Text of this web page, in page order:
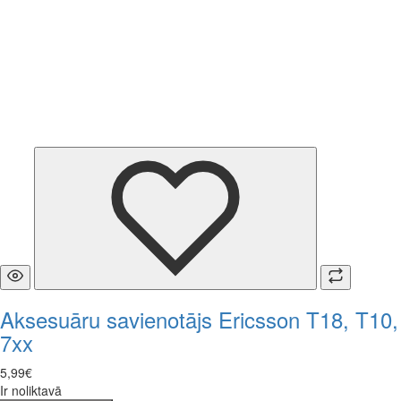
Aksesuāru savienotājs Ericsson T18, T10,
7xx
5,99€
Ir noliktavā